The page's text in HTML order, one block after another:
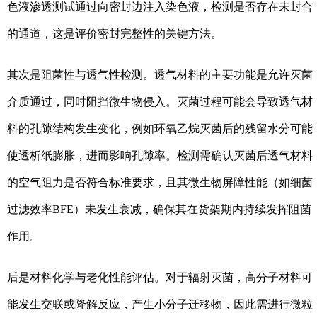
色液渗透测试通过向密封边注入染色液，检测是否存在未封合
的通道，这是评价密封完整性的关键方法。
其次是阻菌性与透气性检测。透气材料的主要功能是允许灭菌
介质通过，同时阻挡微生物侵入。灭菌过程可能会导致透气材
料的孔隙结构发生变化，例如环氧乙烷灭菌后的残留水分可能
使透析纸膨胀，进而影响孔隙率。检测需确认灭菌后透气材料
的空气阻力是否符合标准要求，且其微生物屏障性能（如细菌
过滤效率BFE）未发生衰减，确保其在货架期内持续发挥阻菌
作用。
后是材料化学与老化性能评估。对于辐射灭菌，高分子材料可
能发生交联或降解反应，产生小分子迁移物，因此需进行微粒